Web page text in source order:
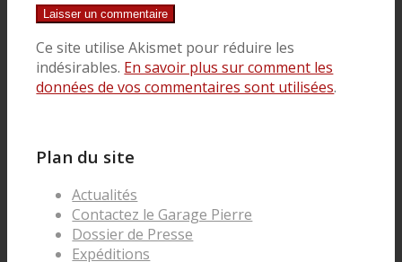
Ce site utilise Akismet pour réduire les
indésirables. En savoir plus sur comment les
données de vos commentaires sont utilisées.
Plan du site
Actualités
Contactez le Garage Pierre
Dossier de Presse
Expéditions